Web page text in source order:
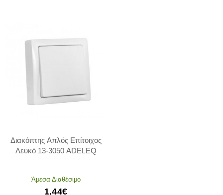
Διακόπτης Απλός Επίτοιχος
Λευκό 13-3050 ADELEQ
Άμεσα Διαθέσιμο
1,44€